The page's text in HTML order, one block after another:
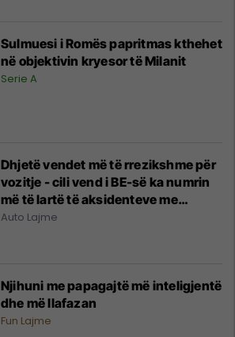
Sulmuesi i Romës papritmas kthehet
në objektivin kryesor të Milanit
Serie A
Dhjetë vendet më të rrezikshme për
vozitje - cili vend i BE-së ka numrin
më të lartë të aksidenteve me
fatalitet
Auto Lajme
Njihuni me papagajtë më inteligjentë
dhe më llafazan
Fun Lajme